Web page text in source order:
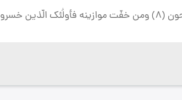
تفسیر آیۀ مبارکه: (والوزن يومئذٍ الحقّ فمن ثقلت موازينه فأولئك هم المفلحون (8) ومن خفّت موازينه